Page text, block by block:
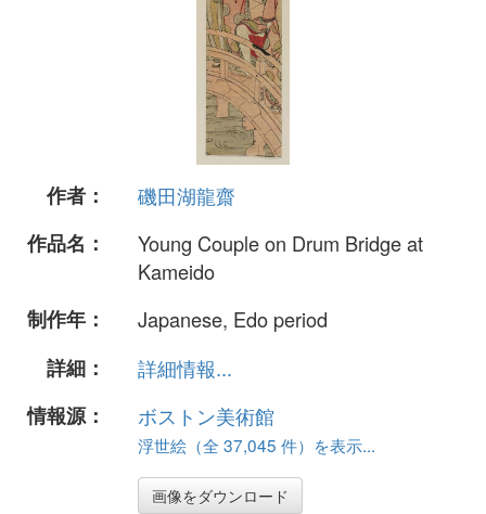
作者：
磯田湖龍齋
作品名：
Young Couple on Drum Bridge at
Kameido
制作年：
Japanese, Edo period
詳細：
詳細情報...
情報源：
ボストン美術館
浮世絵（全 37,045 件）を表示...
画像をダウンロード